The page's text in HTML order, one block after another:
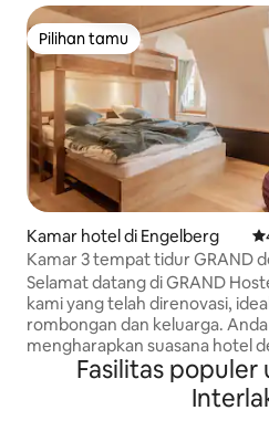
Pilihan tamu
Pilihan tamu
Kamar hotel di Engelberg
Kamar 3 tempat tidur GRAND
Check-in Mandiri & dapur
Selamat datang di GRAND
kami yang telah direnovasi,
rombongan dan keluarga.
mengharapkan suasana hotel
dapur umum dan sebuah bar,
tengah desa. Kamar Anda (15m2)
memiliki kamar mandi sendiri
Fasilitas